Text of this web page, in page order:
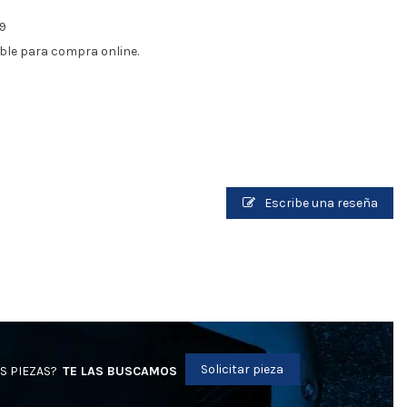
para compra online.
Escribe una reseña
PIEZAS? TE LAS BUSCAMOS Solicitar pieza